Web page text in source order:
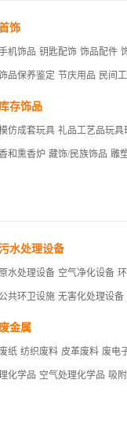
饰
机饰品 钥匙配饰 饰品配件
品保养鉴定 节庆用品 民间
库存饰品
仿成套玩具 礼品工艺品玩具
和熏香炉 藏饰/民族饰品 雕
水处理设备
水处理设备 空气净化设备
公共环卫设施 无害化处理设备
废金属
纸 纺织废料 皮革废料 废电
化学品 空气处理化学品 吸